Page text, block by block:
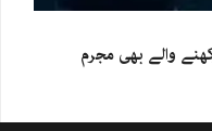
والے بھی مجرم